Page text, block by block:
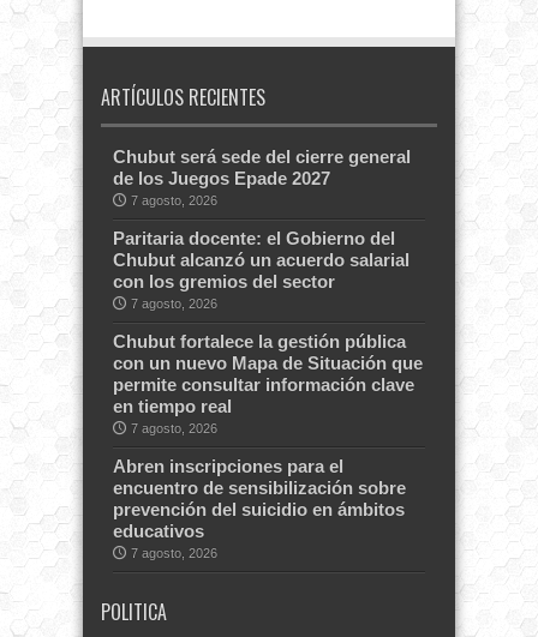
ARTÍCULOS RECIENTES
Chubut será sede del cierre general
de los Juegos Epade 2027
7 agosto, 2026
Paritaria docente: el Gobierno del
Chubut alcanzó un acuerdo salarial
con los gremios del sector
7 agosto, 2026
Chubut fortalece la gestión pública
con un nuevo Mapa de Situación que
permite consultar información clave
en tiempo real
7 agosto, 2026
Abren inscripciones para el
encuentro de sensibilización sobre
prevención del suicidio en ámbitos
educativos
7 agosto, 2026
POLITICA